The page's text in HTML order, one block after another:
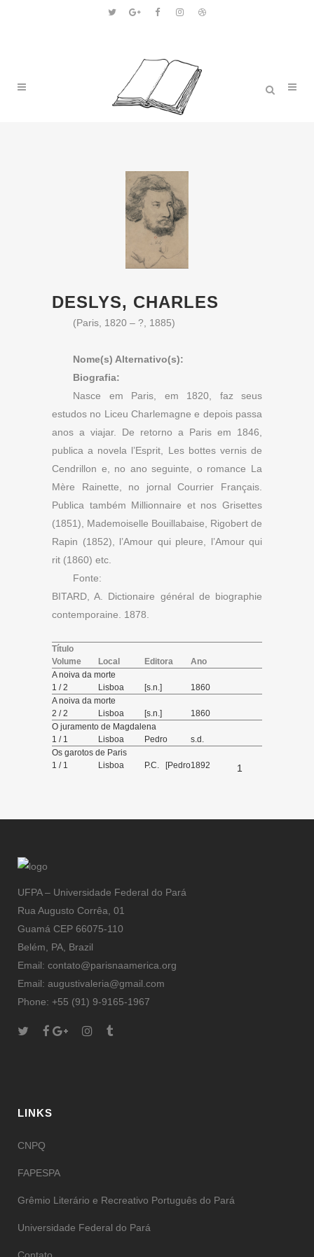
DESLYS, CHARLES
(Paris, 1820 – ?, 1885)
Nome(s) Alternativo(s):
Biografia:
Nasce em Paris, em 1820, faz seus
estudos no Liceu Charlemagne e depois passa
anos a viajar. De retorno a Paris em 1846,
publica a novela l’Esprit, Les bottes vernis de
Cendrillon e, no ano seguinte, o romance La
Mère Rainette, no jornal Courrier Français.
Publica também Millionnaire et nos Grisettes
(1851), Mademoiselle Bouillabaise, Rigobert de
Rapin (1852), l’Amour qui pleure, l’Amour qui
rit (1860) etc.
Fonte:
BITARD, A. Dictionaire général de biographie
contemporaine. 1878.
Título
Volume
Local Editora
Ano
A noiva da morte
1 / 2
Lisboa [s.n.]
1860
A noiva da morte
2 / 2
Lisboa [s.n.]
1860
O juramento de Magdalena
1 / 1
Lisboa
Pedro
s.d.
Os garotos de Paris
1 / 1
Lisboa
P.C. [Pedro1892 1
UFPA – Universidade Federal do Pará
Rua Augusto Corrêa, 01
Guamá CEP 66075-110
Belém, PA, Brazil
Email: contato@parisnaamerica.org
Email: augustivaleria@gmail.com
Phone: +55 (91) 9-9165-1967
LINKS
CNPQ
FAPESPA
Grêmio Literário e Recreativo Português do Pará
Universidade Federal do Pará